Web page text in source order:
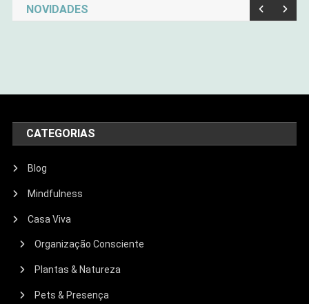
NOVIDADES
CATEGORIAS
Blog
Mindfulness
Casa Viva
Organização Consciente
Plantas & Natureza
Pets & Presença